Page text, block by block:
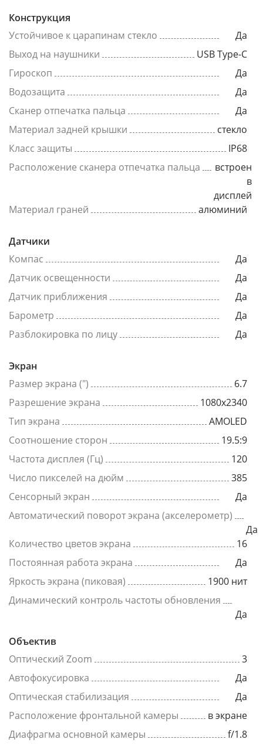
Конструкция
Устойчивое к царапинам стекло
Да
Выход на наушники
USB Type-C
Гироскоп
Да
Водозащита
Да
Сканер отпечатка пальца
Да
Материал задней крышки
стекло
Класс защиты
IP68
Расположение сканера отпечатка пальца
встроен
в
дисплей
Материал граней
алюминий
Датчики
Компас
Да
Датчик освещенности
Да
Датчик приближения
Да
Барометр
Да
Разблокировка по лицу
Да
Экран
Размер экрана (")
6.7
Разрешение экрана
1080x2340
Тип экрана
AMOLED
Соотношение сторон
19.5:9
Частота дисплея (Гц)
120
Число пикселей на дюйм
385
Сенсорный экран
Да
Автоматический поворот экрана (акселерометр)
Да
Количество цветов экрана
16
Постоянная работа экрана
Да
Яркость экрана (пиковая)
1900 нит
Динамический контроль частоты обновления
Да
Объектив
Оптический Zoom
3
Автофокусировка
Да
Оптическая стабилизация
Да
Расположение фронтальной камеры
в экране
Диафрагма основной камеры
f/1.8